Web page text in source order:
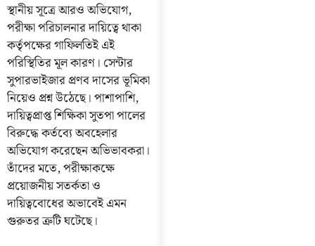
স্থানীয় সূত্রে আরও অভিযোগ,
পরীক্ষা পরিচালনার দায়িত্বে থাকা
কর্তৃপক্ষের গাফিলতিই এই
পরিস্থিতির মূল কারণ। সেন্টার
সুপারভাইজার প্রণব দাসের ভূমিকা
নিয়েও প্রশ্ন উঠেছে। পাশাপাশি,
দায়িত্বপ্রাপ্ত শিক্ষিকা সুতপা পালের
বিরুদ্ধে কর্তব্যে অবহেলার
অভিযোগ করেছেন অভিভাবকরা।
তাঁদের মতে, পরীক্ষাকক্ষে
প্রয়োজনীয় সতর্কতা ও
দায়িত্ববোধের অভাবেই এমন
গুরুতর ত্রুটি ঘটেছে।